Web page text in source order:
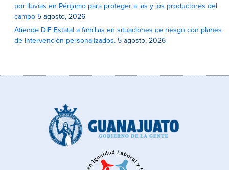
por lluvias en Pénjamo para proteger a las y los productores del
campo 5 agosto, 2026
Atiende DIF Estatal a familias en situaciones de riesgo con planes
de intervención personalizados. 5 agosto, 2026